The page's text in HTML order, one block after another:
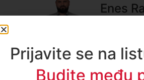
Enes
Prijavite se na
Budite među